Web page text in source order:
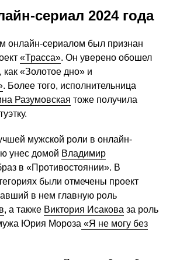
сериал 2024 года
онлайн-сериалом был признан
«Трасса». Он уверено обошел
как «Золотое дно» и
. Более того, исполнительница
Разумовская тоже получила
мужской роли в онлайн-
унес домой Владимир
в «Противостоянии». В
были отмечены проект
в нем главную роль
, а также Виктория Исакова за роль
Юрия Мороза «Я не могу без